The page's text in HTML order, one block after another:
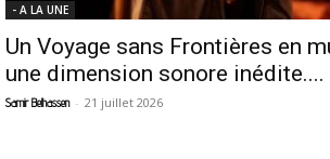
- A LA UNE
Un Voyage sans Frontières en
une dimension sonore inédite....
Samir Belhassen - 21 juillet 2026